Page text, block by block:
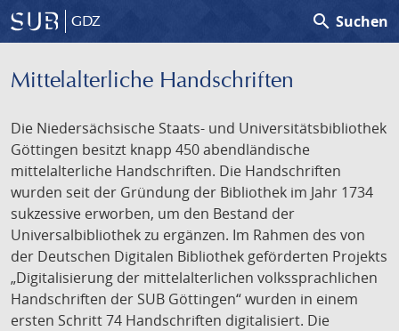
GDZ search Suchen
Mittelalterliche Handschriften
Die Niedersächsische Staats- und Universitätsbibliothek
Göttingen besitzt knapp 450 abendländische
mittelalterliche Handschriften. Die Handschriften
wurden seit der Gründung der Bibliothek im Jahr 1734
sukzessive erworben, um den Bestand der
Universalbibliothek zu ergänzen. Im Rahmen des von
der Deutschen Digitalen Bibliothek geförderten Projekts
„Digitalisierung der mittelalterlichen volkssprachlichen
Handschriften der SUB Göttingen“ wurden in einem
ersten Schritt 74 Handschriften digitalisiert. Die